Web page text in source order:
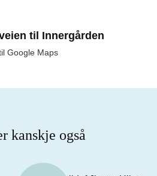
til Innergården
Google Maps
kanskje også